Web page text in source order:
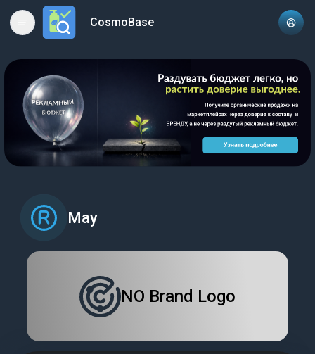
Open main menuCosmoBase
May
NO Brand Logo